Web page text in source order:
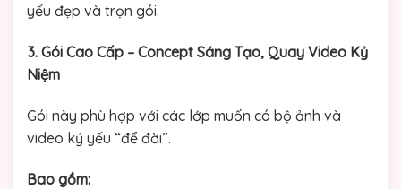
yếu đẹp và trọn gói.
3. Gói Cao Cấp – Concept Sáng Tạo, Quay Video Kỷ
Niệm
Gói này phù hợp với các lớp muốn có bộ ảnh và
video kỷ yếu “để đời”.
Bao gồm: